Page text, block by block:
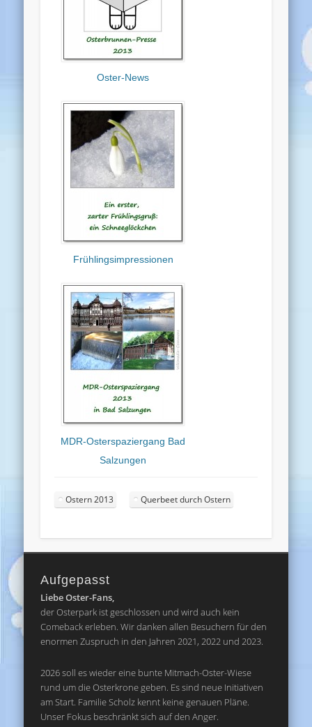
Oster-News
Frühlingsimpressionen
MDR-Osterspaziergang Bad
Salzungen
Ostern 2013 Querbeet durch Ostern
Aufgepasst
Liebe Oster-Fans,
der Osterpark ist geschlossen und wird auch kein
Comeback erleben. Wir danken allen Besuchern für den
enormen Zuspruch in den Jahren 2021, 2022 und 2023.
2026 soll es wieder eine bunte Mitmach-Oster-Wiese
rund um die Osterkrone geben. Es sind neue Initiativen
am Start. Familie Scholz kennt keine genauen Pläne.
Unser Fokus beschränkt sich auf den Anger.